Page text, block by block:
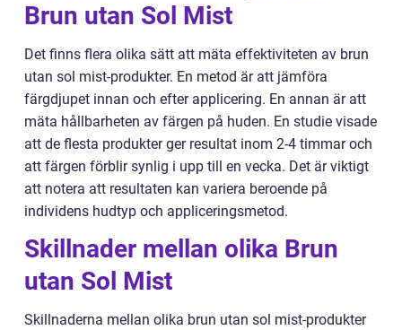
Brun utan Sol Mist
Det finns flera olika sätt att mäta effektiviteten av brun
utan sol mist-produkter. En metod är att jämföra
färgdjupet innan och efter applicering. En annan är att
mäta hållbarheten av färgen på huden. En studie visade
att de flesta produkter ger resultat inom 2-4 timmar och
att färgen förblir synlig i upp till en vecka. Det är viktigt
att notera att resultaten kan variera beroende på
individens hudtyp och appliceringsmetod.
Skillnader mellan olika Brun
utan Sol Mist
Skillnaderna mellan olika brun utan sol mist-produkter